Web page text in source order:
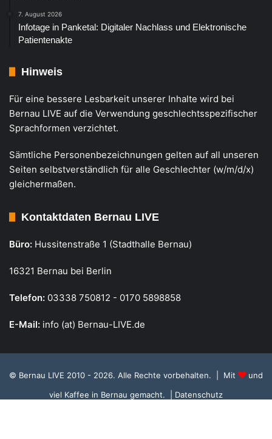
7. August 2026
Infotage in Panketal: Digitaler Nachlass und Elektronische
Patientenakte
Hinweis
Für eine bessere Lesbarkeit unserer Inhalte wird bei
Bernau LIVE auf die Verwendung geschlechtsspezifischer
Sprachformen verzichtet.
Sämtliche Personenbezeichnungen gelten auf all unseren
Seiten selbstverständlich für alle Geschlechter (w/m/d/x)
gleichermaßen.
Kontaktdaten Bernau LIVE
Büro: Hussitenstraße 1 (Stadthalle Bernau)
16321 Bernau bei Berlin
Telefon: 03338 750812 - 0170 5898858
E-Mail: info (at) Bernau-LIVE.de
© Bernau LIVE 2010 - 2026. Alle Rechte vorbehalten. | Mit
und
viel Kaffee in Bernau gemacht.
| Datenschutz